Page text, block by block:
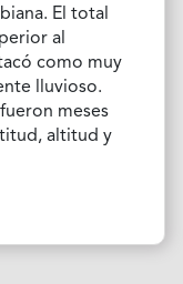
El total
al
como muy
lluvioso.
meses
altitud y